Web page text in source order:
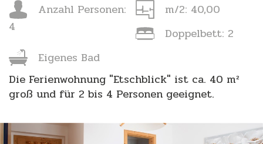
Anzahl Personen:
4
m/2: 40,00
Doppelbett: 2
Eigenes Bad
Die Ferienwohnung "Etschblick" ist ca. 40 m²
groß und für 2 bis 4 Personen geeignet.